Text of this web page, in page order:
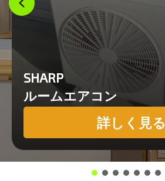
SHARP
ルームエアコン
詳しく見る